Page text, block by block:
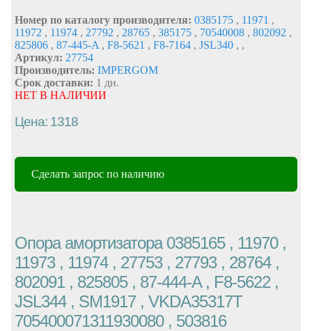
Номер по каталогу производителя: 0385175 , 11971 ,
11972 , 11974 , 27792 , 28765 , 385175 , 70540008 , 802092 ,
825806 , 87-445-A , F8-5621 , F8-7164 , JSL340 , ,
Артикул: 27754
Производитель: IMPERGOM
Срок доставки: 1 дн.
НЕТ В НАЛИЧИИ
Цена: 1318
Сделать запрос по наличию
Опора амортизатора 0385165 , 11970 ,
11973 , 11974 , 27753 , 27793 , 28764 ,
802091 , 825805 , 87-444-A , F8-5622 ,
JSL344 , SM1917 , VKDA35317T
705400071311930080 , 503816